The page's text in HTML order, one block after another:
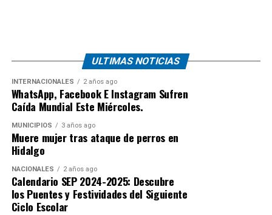
ULTIMAS NOTICIAS
INTERNACIONALES 2 años ago
WhatsApp, Facebook E Instagram Sufren
Caída Mundial Este Miércoles.
MUNICIPIOS 3 años ago
Muere mujer tras ataque de perros en
Hidalgo
NACIONALES 2 años ago
Calendario SEP 2024-2025: Descubre
los Puentes y Festividades del Siguiente
Ciclo Escolar